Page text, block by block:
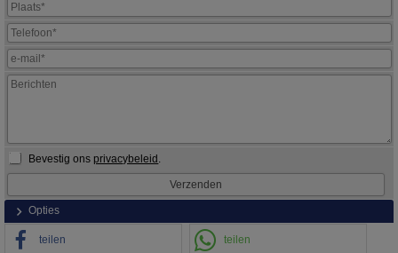
Bevestig ons privacybeleid
Opties
teilen teilen